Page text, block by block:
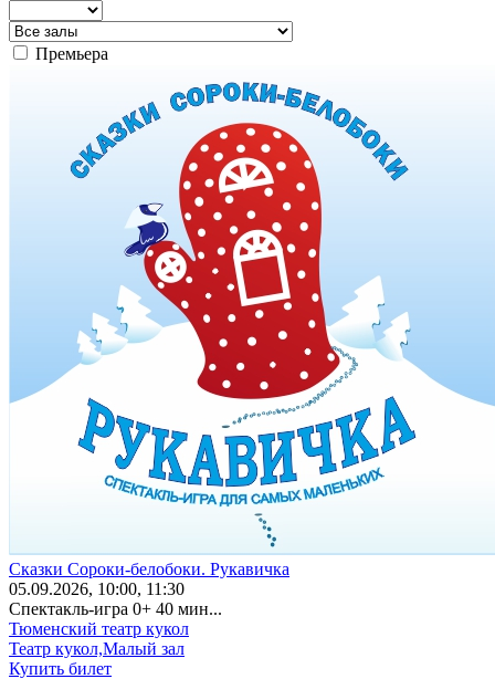
Премьера
Сказки Сороки-белобоки. Рукавичка
05.09.2026, 10:00, 11:30
Спектакль-игра 0+ 40 мин...
Тюменский театр кукол
Театр кукол,Малый зал
Купить билет